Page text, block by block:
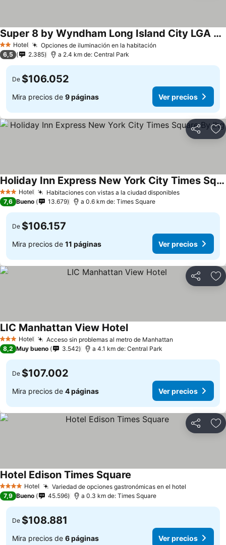
2 Estrellas
Hotel Opciones de iluminación en la habitación
Super 8 by Wyndham Long Island City LGA Hotel
Ver precios
6,5 2.385 a 2.4 km de: Central Park
De $106.052
Mira precios de 9 páginas Ver precios
Compartir
3 Estrellas
Hotel Habitaciones con vistas a la ciudad disponiblesVer precios
Holiday Inn Express New York City Times Square By Ihg
Ver precios
7,6 Bueno 13.679 a 0.6 km de: Times Square
De $106.157
Mira precios de 11 páginas Ver precios
Compartir
3 Estrellas
Hotel Acceso sin problemas al metro de Manhattan
LIC Manhattan View HotelVer precios
8,2 Muy bueno 3.542 a 4.1 km de: Central Park
De $107.002
Mira precios de 4 páginas Ver precios
Compartir
4 EstrellasHotel Variedad de opciones gastronómicas en el hotel
Hotel Edison Times Square
7,9 Bueno 45.596 a 0.3 km de: Times Square
De $108.881
Mira precios de 6 páginas Ver precios